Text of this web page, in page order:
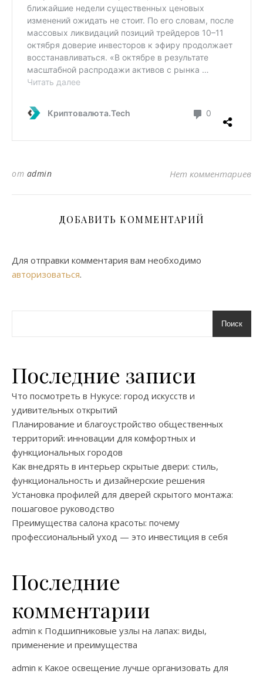
от admin Нет комментариев
ДОБАВИТЬ КОММЕНТАРИЙ
Для отправки комментария вам необходимо
авторизоваться.
Поиск
Последние записи
Что посмотреть в Нукусе: город искусств и
удивительных открытий
Планирование и благоустройство общественных
территорий: инновации для комфортных и
функциональных городов
Как внедрять в интерьер скрытые двери: стиль,
функциональность и дизайнерские решения
Установка профилей для дверей скрытого монтажа:
пошаговое руководство
Преимущества салона красоты: почему
профессиональный уход — это инвестиция в себя
Последние
комментарии
admin к Подшипниковые узлы на лапах: виды,
применение и преимущества
admin к Какое освещение лучше организовать для